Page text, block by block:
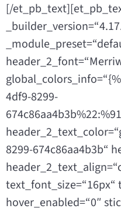
[/
4df9-8299-
8299-674c86aa4b3b“
hover_enabled=“0″